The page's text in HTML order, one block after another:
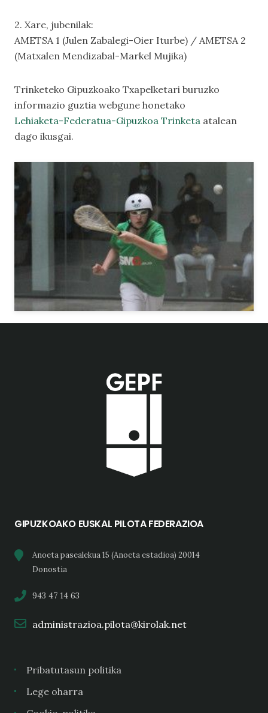
2. Xare, jubenilak:
AMETSA 1 (Julen Zabalegi-Oier Iturbe) / AMETSA 2
(Matxalen Mendizabal-Markel Mujika)
Trinketeko Gipuzkoako Txapelketari buruzko
informazio guztia webgune honetako
Lehiaketa-Federatua-Gipuzkoa Trinketa atalean
dago ikusgai.
GIPUZKOAKO EUSKAL PILOTA FEDERAZIOA
Anoeta pasealekua 15 (Anoeta estadioa) 20014
Donostia
943 47 14 63
administrazioa.pilota@kirolak.net
Pribatutasun politika
Lege oharra